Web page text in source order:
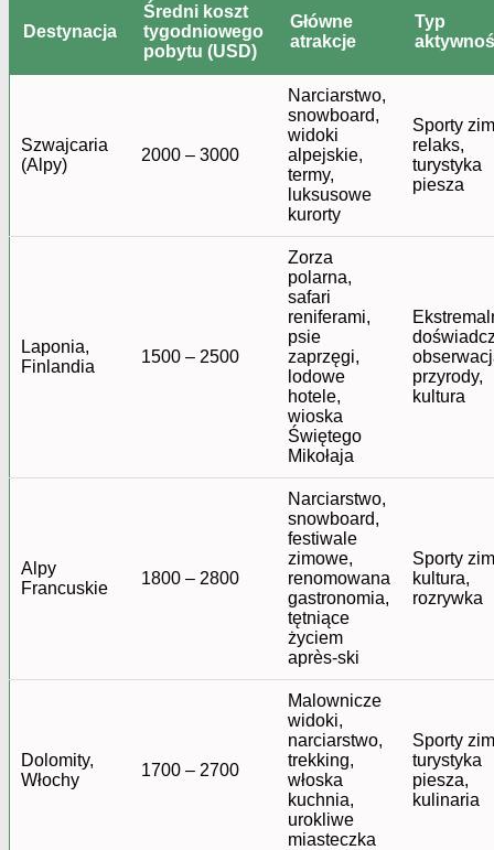
Destynacja
Średni koszt
tygodniowego
pobytu (USD)
Główne
atrakcje
Typ
Szwajcaria
(Alpy)
2000 – 3000
Narciarstwo,
snowboard,
widoki
alpejskie,
termy,
luksusowe
kurorty
Sporty
relaks,
turystyka
piesza
Laponia,
Finlandia
1500 – 2500
Zorza
polarna,
safari
reniferami,
psie
zaprzęgi,
lodowe
hotele,
wioska
Świętego
Mikołaja
przyrody,
kultura
Alpy
Francuskie
1800 – 2800
Narciarstwo,
snowboard,
festiwale
zimowe,
renomowana
gastronomia,
tętniące
życiem
après-ski
Sporty
kultura,
rozrywka
Dolomity,
Włochy
1700 – 2700
Malownicze
widoki,
narciarstwo,
trekking,
włoska
kuchnia,
urokliwe
miasteczka
Sporty
turystyka
piesza,
kulinaria